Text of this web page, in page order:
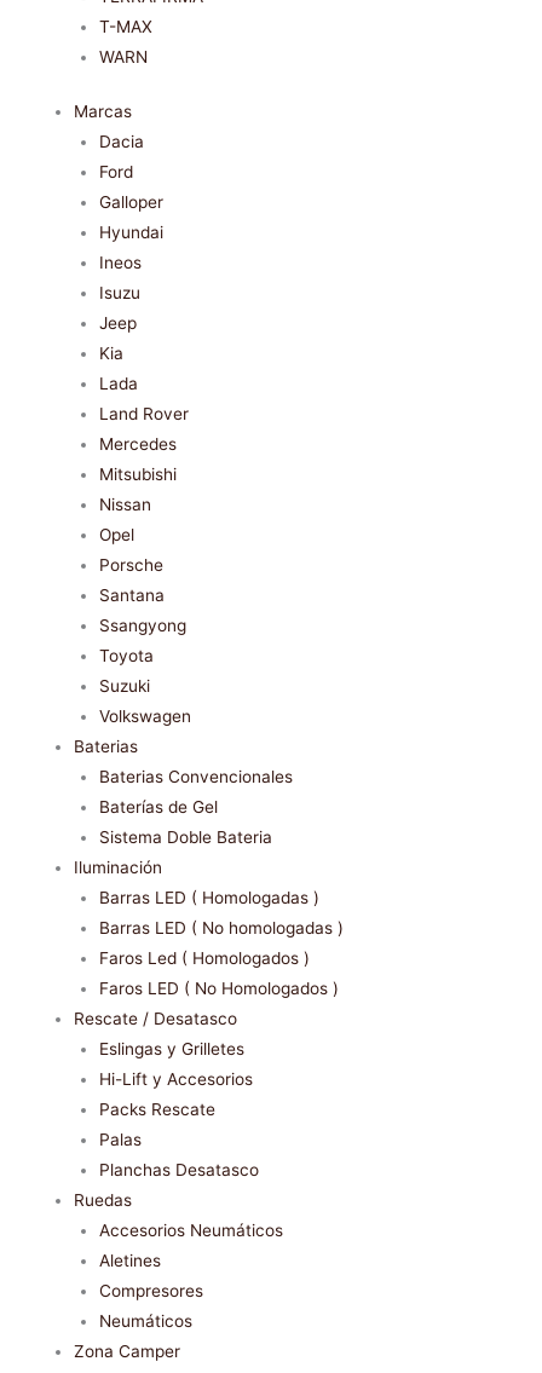
T-MAX
WARN
Marcas
Dacia
Ford
Galloper
Hyundai
Ineos
Isuzu
Jeep
Kia
Lada
Land Rover
Mercedes
Mitsubishi
Nissan
Opel
Porsche
Santana
Ssangyong
Toyota
Suzuki
Volkswagen
Baterias
Baterias Convencionales
Baterías de Gel
Sistema Doble Bateria
Iluminación
Barras LED ( Homologadas )
Barras LED ( No homologadas )
Faros Led ( Homologados )
Faros LED ( No Homologados )
Rescate / Desatasco
Eslingas y Grilletes
Hi-Lift y Accesorios
Packs Rescate
Palas
Planchas Desatasco
Ruedas
Accesorios Neumáticos
Aletines
Compresores
Neumáticos
Zona Camper